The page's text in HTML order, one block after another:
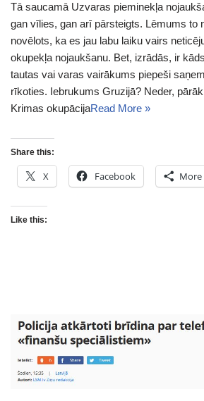
Tā saucamā Uzvaras pieminekļa
gan vīlies, gan arī pārsteigts. Lēmums to
novēlots, ka es jau labu laiku vairs
okupekļa nojaukšanu. Bet, izrādās, ir
tautas vai varas vairākums piepeši
rīkoties. Iebrukums Gruzijā? Neder,
Krimas okupācijaRead More »
Share this:
X Facebook More
Like this: